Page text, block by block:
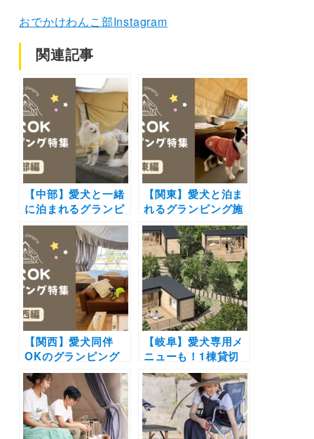
おでかけわんこ部Instagram
関連記事
【中部】愛犬と一緒
に泊まれるグランピ
ング18選！富士山や
雲海の絶景や極上の
バーベキューで愛犬
と特別な体験を♪
【関東】愛犬と泊ま
れるグランピング施
設17選！ドッグラン
付きや愛犬用温泉付
き＆豪華BBQを楽し
めるおすすめスポッ
トを紹介
【関西】愛犬同伴
OKのグランピング
施設14選！プライベ
ートドッグラン付き
やオーシャンビュー
の新施設も！
【岐阜】愛犬専用メ
ニューも！1棟貸切
タイプのプライベー
トヴィラ「NAGI
dog glamping
ena」が予約受付開
始！